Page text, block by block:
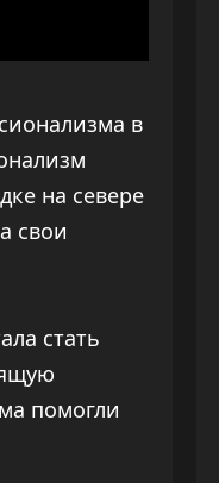
в
на севере
свои
стать
помогли